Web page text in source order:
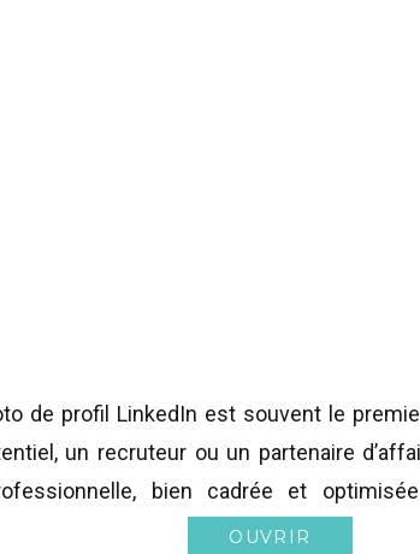
OUVRIR
de profil LinkedIn est souvent le
un recruteur ou un partenaire
bien cadrée et
entre un profil ignoré et un profil qui